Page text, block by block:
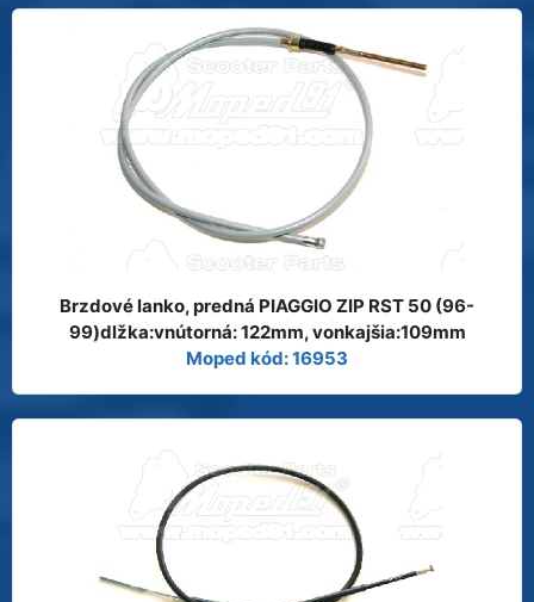
Brzdové lanko, predná PIAGGIO ZIP RST 50 (96-
99)dlžka:vnútorná: 122mm, vonkajšia:109mm
Moped kód: 16953